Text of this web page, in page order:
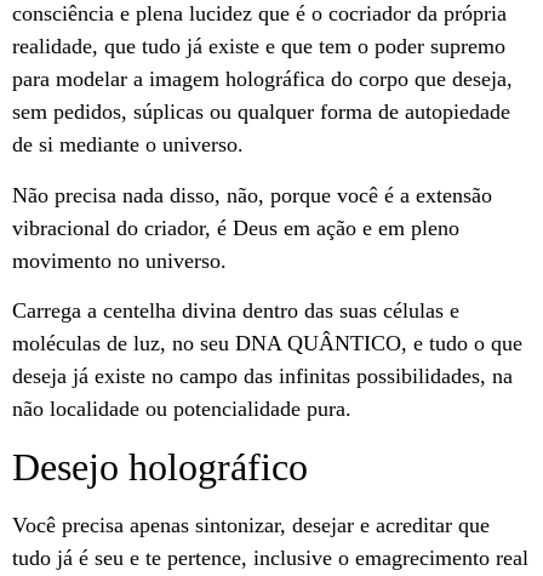
consciência e plena lucidez que é o cocriador da própria
realidade, que tudo já existe e que tem o poder supremo
para modelar a imagem holográfica do corpo que deseja,
sem pedidos, súplicas ou qualquer forma de autopiedade
de si mediante o universo.
Não precisa nada disso, não, porque você é a extensão
vibracional do criador, é Deus em ação e em pleno
movimento no universo.
Carrega a centelha divina dentro das suas células e
moléculas de luz, no seu DNA QUÂNTICO, e tudo o que
deseja já existe no campo das infinitas possibilidades, na
não localidade ou potencialidade pura.
Desejo holográfico
Você precisa apenas sintonizar, desejar e acreditar que
tudo já é seu e te pertence, inclusive o emagrecimento real